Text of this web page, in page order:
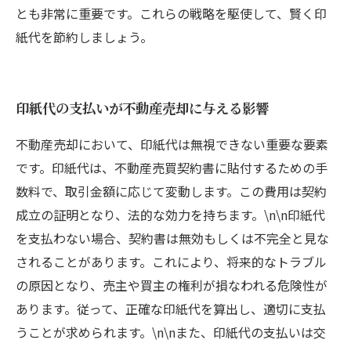
とも非常に重要です。これらの戦略を駆使して、賢く印
紙代を節約しましょう。
印紙代の支払いが不動産売却に与える影響
不動産売却において、印紙代は無視できない重要な要素
です。印紙代は、不動産売買契約書に貼付するための手
数料で、取引金額に応じて変動します。この費用は契約
成立の証明となり、法的な効力を持ちます。\n\n印紙代
を支払わない場合、契約書は無効もしくは不完全と見な
されることがあります。これにより、将来的なトラブル
の原因となり、売主や買主の権利が損なわれる危険性が
あります。従って、正確な印紙代を算出し、適切に支払
うことが求められます。\n\nまた、印紙代の支払いは交